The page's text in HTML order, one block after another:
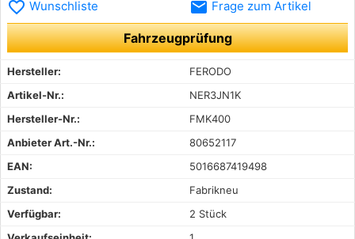
favorite_border Wunschliste email Frage zum Artikel
Fahrzeugprüfung
Hersteller:
FERODO
Artikel-Nr.:
NER3JN1K
Hersteller-Nr.:
FMK400
Anbieter Art.-Nr.:
80652117
EAN:
5016687419498
Zustand:
Fabrikneu
Verfügbar:
2 Stück